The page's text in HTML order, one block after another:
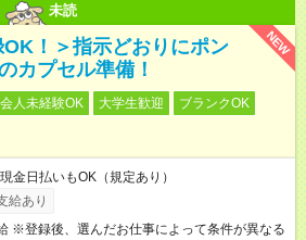
未読
NEW
！＞指示どおりにポン
カプセル準備！
人未経験OK 大学生歓迎
ブランクOK
日払いもOK（規定あり）
給あり
※登録後、選んだお仕事によって条件が異なる